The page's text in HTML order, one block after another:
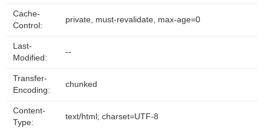
Cache-
Control:
private, must-revalidate, max-age=0
Last-
Modified:
--
Transfer-
Encoding:
chunked
Content-
Type:
text/html; charset=UTF-8